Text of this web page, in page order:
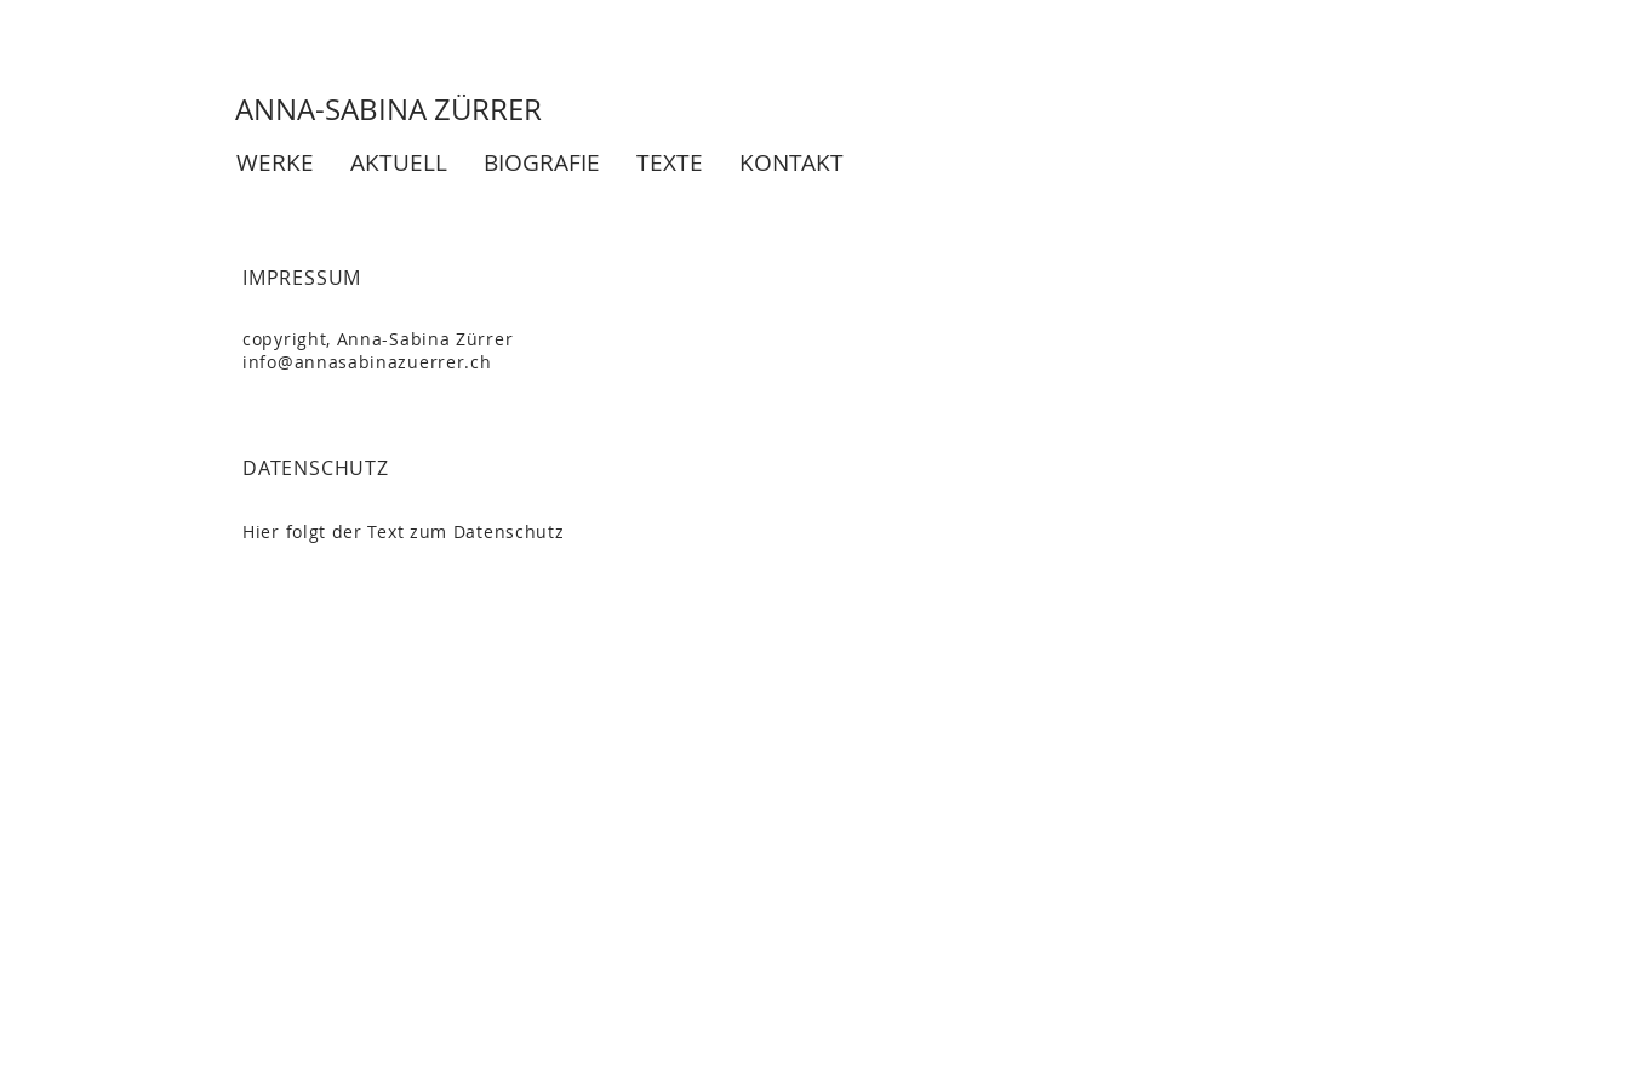
ANNA-SABINA ZÜRRER
WERKE AKTUELL BIOGRAFIE TEXTE KONTAKT
IMPRESSUM
copyright, Anna-Sabina Zürrer
info@annasabinazuerrer.ch
DATENSCHUTZ
Hier folgt der Text zum Datenschutz